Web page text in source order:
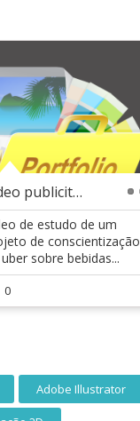
Video publicitário
de estudo de um
de conscientização
sobre bebidas...
0
Adobe Illustrator